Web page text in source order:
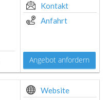
Kontakt
Anfahrt
Angebot anfordern
Website